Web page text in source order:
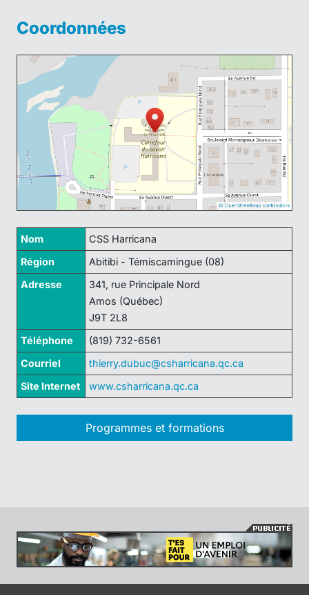
Coordonnées
Nom
CSS Harricana
Région
Abitibi - Témiscamingue (08)
Adresse
341, rue Principale Nord
Amos (Québec)
J9T 2L8
Téléphone
(819) 732-6561
Courriel
thierry.dubuc@csharricana.qc.ca
Site Internet
www.csharricana.qc.ca
Programmes et formations